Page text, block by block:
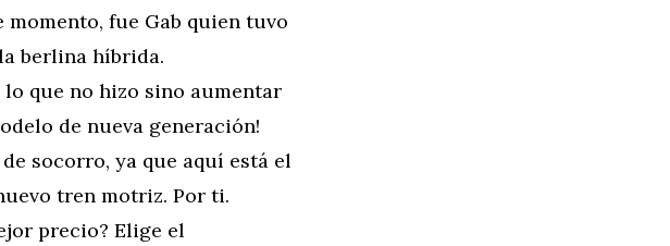
momento, fue Gab quien tuvo
berlina híbrida.
que no hizo sino aumentar
de nueva generación!
socorro, ya que aquí está el
tren motriz. Por ti.
precio? Elige el